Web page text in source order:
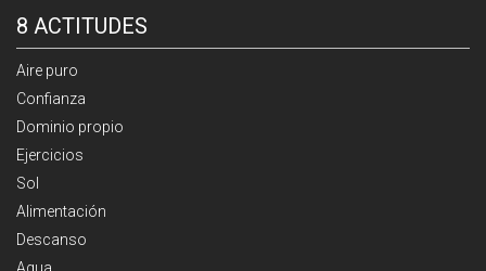
8 ACTITUDES
Aire puro
Confianza
Dominio propio
Ejercicios
Sol
Alimentación
Descanso